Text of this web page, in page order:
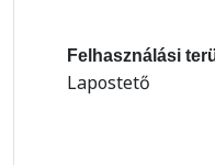
Felhasználási
Lapostető